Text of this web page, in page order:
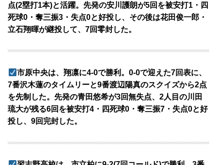
点(2塁打1本)と活躍。先発の安川護朗が5回を被安打1・四
死球0・奪三振3・失点0と好投し、その後は花田俊一郎・
立石翔暉が継投して、7回零封した。
市原中央は、翔凛に4-0で勝利。0-0で迎えた7回表に、
7番沢木蓮のタイムリーと9番渡辺陽真のスクイズから2点
を先制した。先発の青田悠希が3回無失点、2人目の川田
琉大が残る6回を被安打4・四死球0・奪三振7・失点0と好
投し、9回完封した。